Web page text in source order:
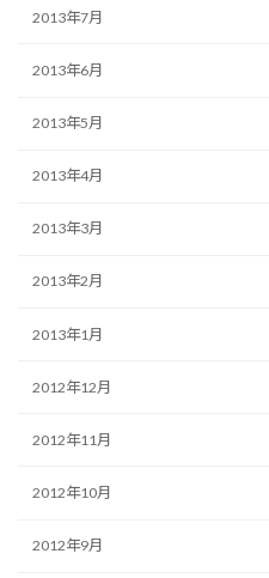
2013年7月
2013年6月
2013年5月
2013年4月
2013年3月
2013年2月
2013年1月
2012年12月
2012年11月
2012年10月
2012年9月